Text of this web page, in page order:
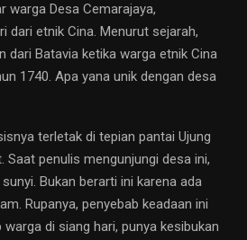
warga Desa Cemarajaya,
dari etnik Cina. Menurut sejarah,
dari Batavia ketika warga etnik Cina
1740. Apa yana unik dengan desa
terletak di tepian pantai Ujung
Saat penulis mengunjungi desa ini,
Bukan berarti ini karena ada
Rupanya, penyebab keadaan ini
di siang hari, punya kesibukan